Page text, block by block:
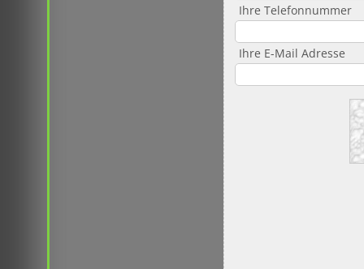
Ihre Telefonnummer
Ihre E-Mail Adresse